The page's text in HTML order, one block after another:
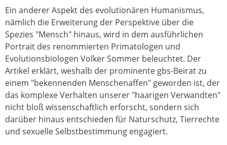
Ein anderer Aspekt des evolutionären Humanismus,
nämlich die Erweiterung der Perspektive über die
Spezies "Mensch" hinaus, wird in dem ausführlichen
Portrait des renommierten Primatologen und
Evolutionsbiologen Volker Sommer beleuchtet. Der
Artikel erklärt, weshalb der prominente gbs-Beirat zu
einem "bekennenden Menschenaffen" geworden ist, der
das komplexe Verhalten unserer "haarigen Verwandten"
nicht bloß wissenschaftlich erforscht, sondern sich
darüber hinaus entschieden für Naturschutz, Tierrechte
und sexuelle Selbstbestimmung engagiert.